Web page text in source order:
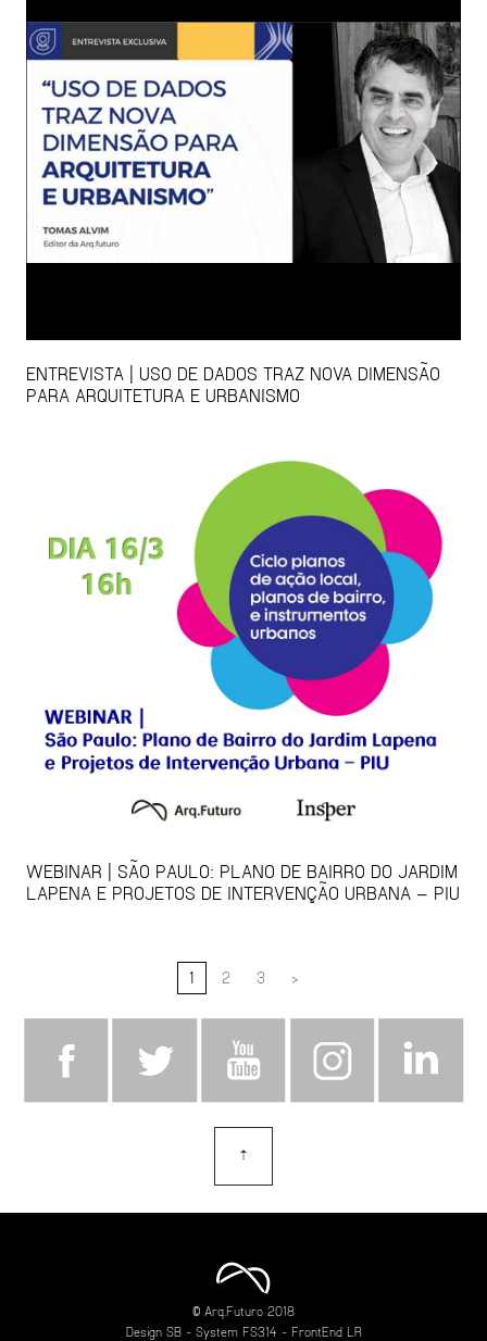
ENTREVISTA | USO DE DADOS TRAZ NOVA DIMENSÃO
PARA ARQUITETURA E URBANISMO
WEBINAR | SÃO PAULO: PLANO DE BAIRRO DO JARDIM
LAPENA E PROJETOS DE INTERVENÇÃO URBANA – PIU
1 2 3 >
⇡
© Arq.Futuro 2018
Design SB- System FS314 - FrontEnd LR